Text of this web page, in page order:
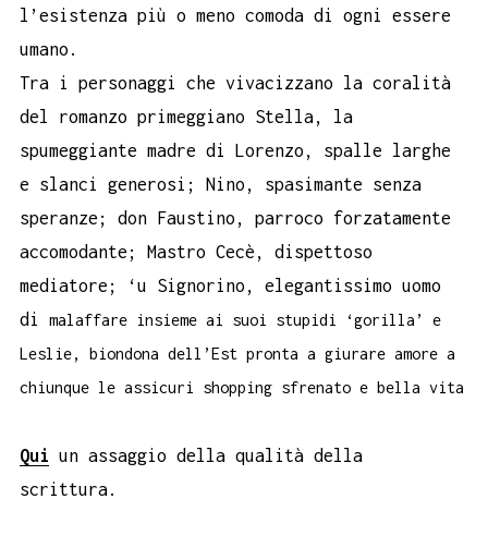
l’esistenza più o meno comoda di ogni essere
umano.
Tra i personaggi che vivacizzano la coralità
del romanzo primeggiano Stella, la
spumeggiante madre di Lorenzo, spalle larghe
e slanci generosi; Nino, spasimante senza
speranze; don Faustino, parroco forzatamente
accomodante; Mastro Cecè, dispettoso
mediatore; ‘u Signorino, elegantissimo uomo
di malaffare insieme ai suoi stupidi ‘gorilla’ e
Leslie, biondona dell’Est pronta a giurare amore a
chiunque le assicuri shopping sfrenato e bella vita
Qui un assaggio della qualità della
scrittura.